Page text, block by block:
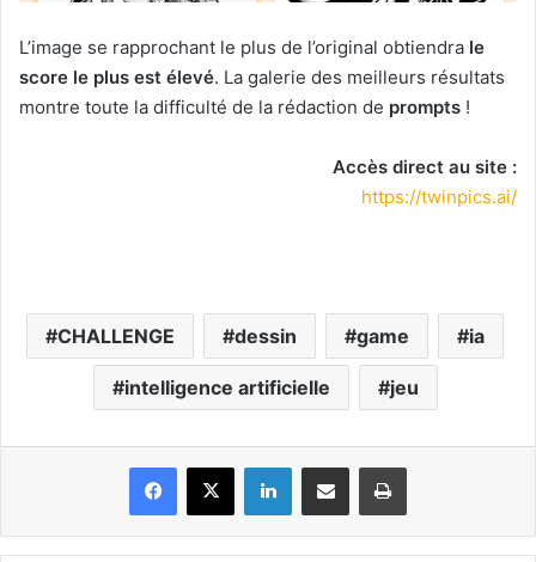
L’image se rapprochant le plus de l’original obtiendra le
score le plus est élevé. La galerie des meilleurs résultats
montre toute la difficulté de la rédaction de prompts !
Accès direct au site :
https://twinpics.ai/
CHALLENGE dessin game ia
intelligence artificielle jeu
Facebook
X LinkedinPartager par email Imprimer